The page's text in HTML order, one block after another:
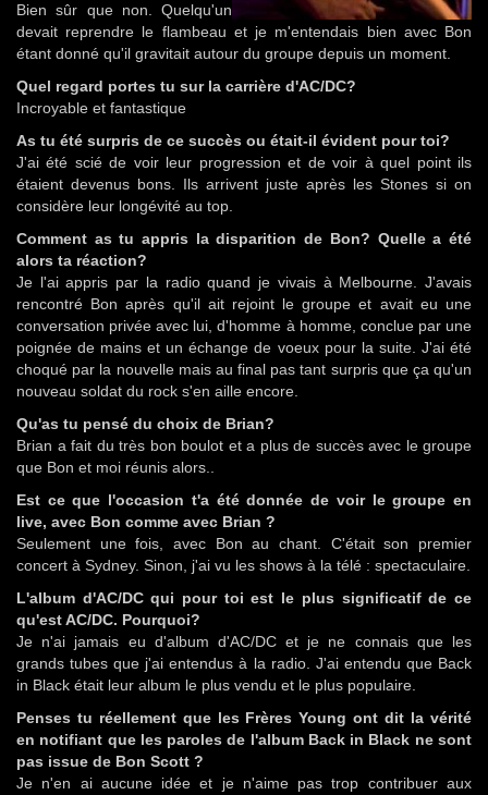
Bien sûr que non. Quelqu'un
devait reprendre le flambeau et je m'entendais bien avec Bon
étant donné qu'il gravitait autour du groupe depuis un moment.
Quel regard portes tu sur la carrière d'AC/DC?
Incroyable et fantastique
As tu été surpris de ce succès ou était-il évident pour toi?
J'ai été scié de voir leur progression et de voir à quel point ils
étaient devenus bons. Ils arrivent juste après les Stones si on
considère leur longévité au top.
Comment as tu appris la disparition de Bon? Quelle a été
alors ta réaction?
Je l'ai appris par la radio quand je vivais à Melbourne. J'avais
rencontré Bon après qu'il ait rejoint le groupe et avait eu une
conversation privée avec lui, d'homme à homme, conclue par une
poignée de mains et un échange de voeux pour la suite. J'ai été
choqué par la nouvelle mais au final pas tant surpris que ça qu'un
nouveau soldat du rock s'en aille encore.
Qu'as tu pensé du choix de Brian?
Brian a fait du très bon boulot et a plus de succès avec le groupe
que Bon et moi réunis alors..
Est ce que l'occasion t'a été donnée de voir le groupe en
live, avec Bon comme avec Brian ?
Seulement une fois, avec Bon au chant. C'était son premier
concert à Sydney. Sinon, j'ai vu les shows à la télé : spectaculaire.
L'album d'AC/DC qui pour toi est le plus significatif de ce
qu'est AC/DC. Pourquoi?
Je n'ai jamais eu d'album d'AC/DC et je ne connais que les
grands tubes que j'ai entendus à la radio. J'ai entendu que Back
in Black était leur album le plus vendu et le plus populaire.
Penses tu réellement que les Frères Young ont dit la vérité
en notifiant que les paroles de l'album Back in Black ne sont
pas issue de Bon Scott ?
Je n'en ai aucune idée et je n'aime pas trop contribuer aux